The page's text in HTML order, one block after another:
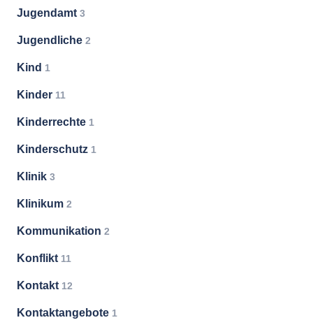
Jugendamt 3
Jugendliche 2
Kind 1
Kinder 11
Kinderrechte 1
Kinderschutz 1
Klinik 3
Klinikum 2
Kommunikation 2
Konflikt 11
Kontakt 12
Kontaktangebote 1